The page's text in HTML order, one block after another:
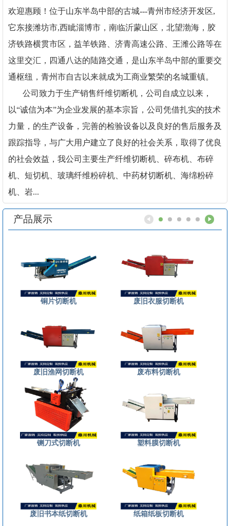
欢迎惠顾！位于山东半岛中部的古城---青州市经济开发区,
它东接潍坊市,西眦淄博市，南临沂蒙山区，北望渤海，胶
济铁路横贯市区，益羊铁路、济青高速公路、王潍公路等在
这里交汇，四通八达的陆路交通，是山东半岛中部的重要交
通枢纽，青州市自古以来就成为工商业繁荣的名城重镇。
公司致力于生产销售纤维切断机，公司自成立以来，
以“诚信为本”为企业发展的基本宗旨，公司凭借扎实的技术
力量，的生产设备，完善的检验设备以及良好的售后服务及
跟踪指导，与广大用户建立了良好的社会关系，取得了优良
的社会效益，我公司主要生产纤维切断机、碎布机、布碎
机、短切机、玻璃纤维粉碎机、中药材切断机、海绵粉碎
机、岩...
产品展示
铜片切断机 废旧衣服切断机
废旧渔网切断机 废布料切断机
铡刀式切断机 塑料膜切断机
废旧书本纸切断机 纸箱纸板切断机